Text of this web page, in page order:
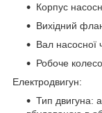
Корпус
Вихідний
Вал насосної
Робоче
Електродвигун:
Тип двигуна: